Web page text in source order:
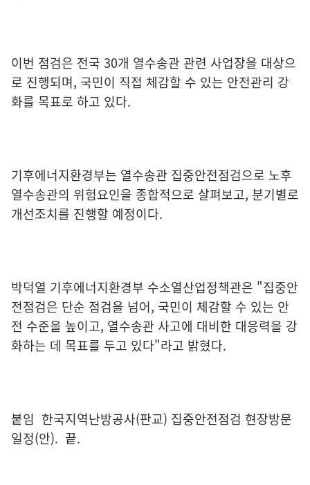
이번 점검은 전국 30개 열수송관 관련 사업장을 대상으
로 진행되며, 국민이 직접 체감할 수 있는 안전관리 강
화를 목표로 하고 있다.
기후에너지환경부는 열수송관 집중안전점검으로 노후
열수송관의 위험요인을 종합적으로 살펴보고, 분기별로
개선조치를 진행할 예정이다.
박덕열 기후에너지환경부 수소열산업정책관은 "집중안
전점검은 단순 점검을 넘어, 국민이 체감할 수 있는 안
전 수준을 높이고, 열수송관 사고에 대비한 대응력을 강
화하는 데 목표를 두고 있다"라고 밝혔다.
붙임 한국지역난방공사(판교) 집중안전점검 현장방문
일정(안). 끝.